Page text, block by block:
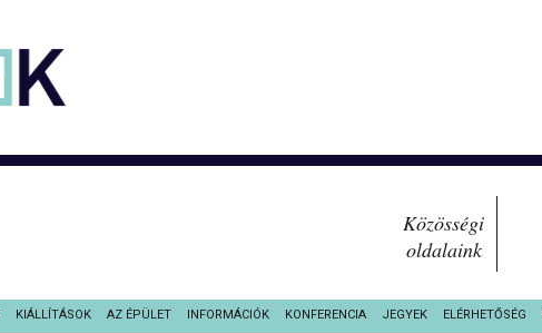
Közösségi
oldalaink
KIÁLLÍTÁSOK AZ ÉPÜLET INFORMÁCIÓK KONFERENCIA JEGYEK ELÉRHETŐSÉG